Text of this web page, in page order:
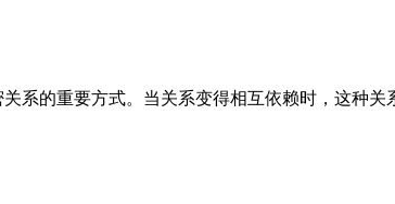
的重要方式。当关系变得相互依赖时，这种关